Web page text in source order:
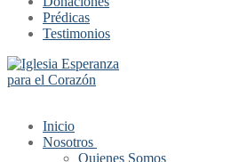
Prédicas
Testimonios
Inicio
Nosotros
Quienes Somos